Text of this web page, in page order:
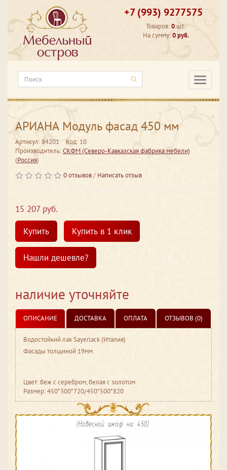
+7 (993) 9277575
Товаров:0 шт.
На сумму:0 руб.
АРИАНА Модуль фасад 450 мм
Артикул: 84201
Код: 10
Производитель:СКФМ (Северо-Кавказская фабрика мебели)
(Россия)
0 отзывов/ Написать отзыв
15 207 руб.
Купить
Купить в 1 клик
Нашли дешевле?
наличие уточняйте
ОПИСАНИЕ ДОСТАВКА ОПЛАТА ОТЗЫВОВ (0)
Водостойкий лак Sayerlack (Италия)
Фасады толщиной 19мм
Цвет: беж с серебром, белая с золотом
Размер: 450*300*720/450*500*820